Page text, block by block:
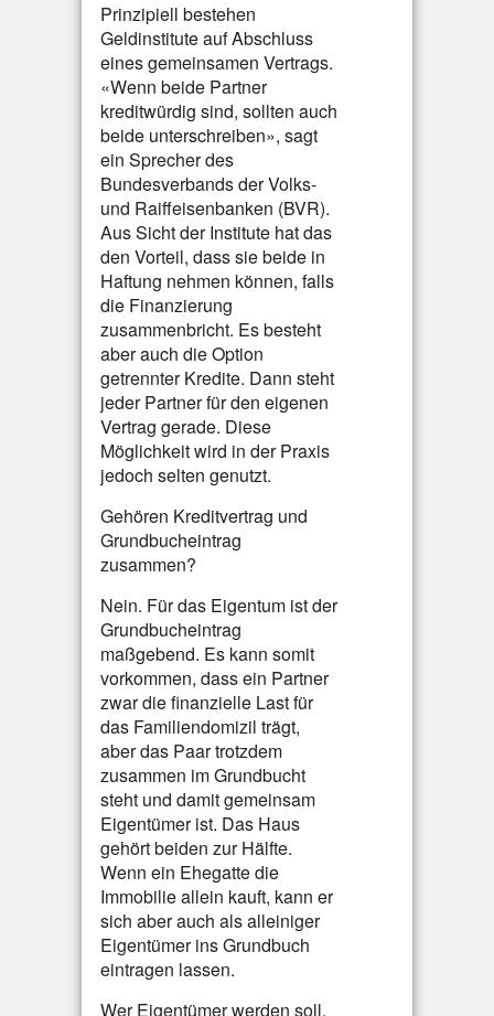
Prinzipiell bestehen
Geldinstitute auf Abschluss
eines gemeinsamen Vertrags.
«Wenn beide Partner
kreditwürdig sind, sollten auch
beide unterschreiben», sagt
ein Sprecher des
Bundesverbands der Volks-
und Raiffeisenbanken (BVR).
Aus Sicht der Institute hat das
den Vorteil, dass sie beide in
Haftung nehmen können, falls
die Finanzierung
zusammenbricht. Es besteht
aber auch die Option
getrennter Kredite. Dann steht
jeder Partner für den eigenen
Vertrag gerade. Diese
Möglichkeit wird in der Praxis
jedoch selten genutzt.
Gehören Kreditvertrag und
Grundbucheintrag
zusammen?
Nein. Für das Eigentum ist der
Grundbucheintrag
maßgebend. Es kann somit
vorkommen, dass ein Partner
zwar die finanzielle Last für
das Familiendomizil trägt,
aber das Paar trotzdem
zusammen im Grundbucht
steht und damit gemeinsam
Eigentümer ist. Das Haus
gehört beiden zur Hälfte.
Wenn ein Ehegatte die
Immobilie allein kauft, kann er
sich aber auch als alleiniger
Eigentümer ins Grundbuch
eintragen lassen.
Wer Eigentümer werden soll,